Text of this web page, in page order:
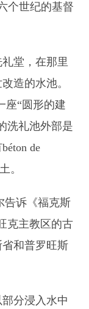
个世纪的基督
堂，在那里
造的水池。
座“圆形的建
洗礼池外部是
de
。
告诉《福克斯
克主教区的古
和普罗旺斯
分浸入水中